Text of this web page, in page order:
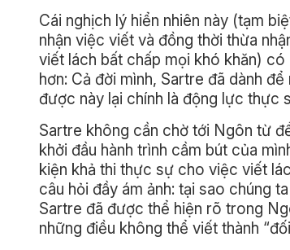
Cái nghịch lý hiển nhiên này (tạm
nhận việc viết và đồng thời thừa
viết lách bất chấp mọi khó khăn)
hơn: Cả đời mình, Sartre đã dành
được này lại chính là động lực thực
Sartre không cần chờ tới Ngôn từ
khởi đầu hành trình cầm bút của
kiện khả thi thực sự cho việc viết
câu hỏi đầy ám ảnh: tại sao chúng
Sartre đã được thể hiện rõ trong
những điều không thể viết thành